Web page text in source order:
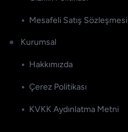
Mesafeli Satış Sözleşmesi
Kurumsal
Hakkımızda
Çerez Politikası
KVKK Aydınlatma Metni